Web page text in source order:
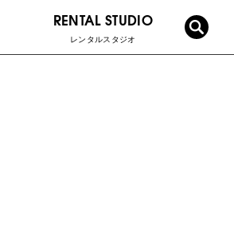
RENTAL STUDIO
レンタルスタジオ